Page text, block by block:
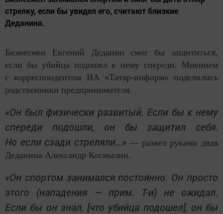
стрелку, если бы увидел его, считают близкие
Деданина.
Бизнесмен Евгений Деданин смог бы защититься,
если бы убийца подошел к нему спереди. Мнением
с корреспондентом ИА «Татар-информ» поделились
родственники предпринимателя.
«Он был физически развитый. Если бы к нему
спереди подошли, он бы защитил себя.
Но если сзади стреляли…» — развел руками дядя
Деданина Александр Космылин.
«Он спортом занимался постоянно. Он просто
этого (нападения — прим. Т-и) не ожидал.
Если бы он знал, [что убийца подошел], он бы